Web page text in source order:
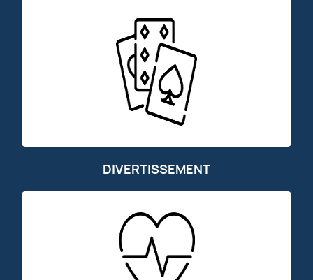
DIVERTISSEMENT